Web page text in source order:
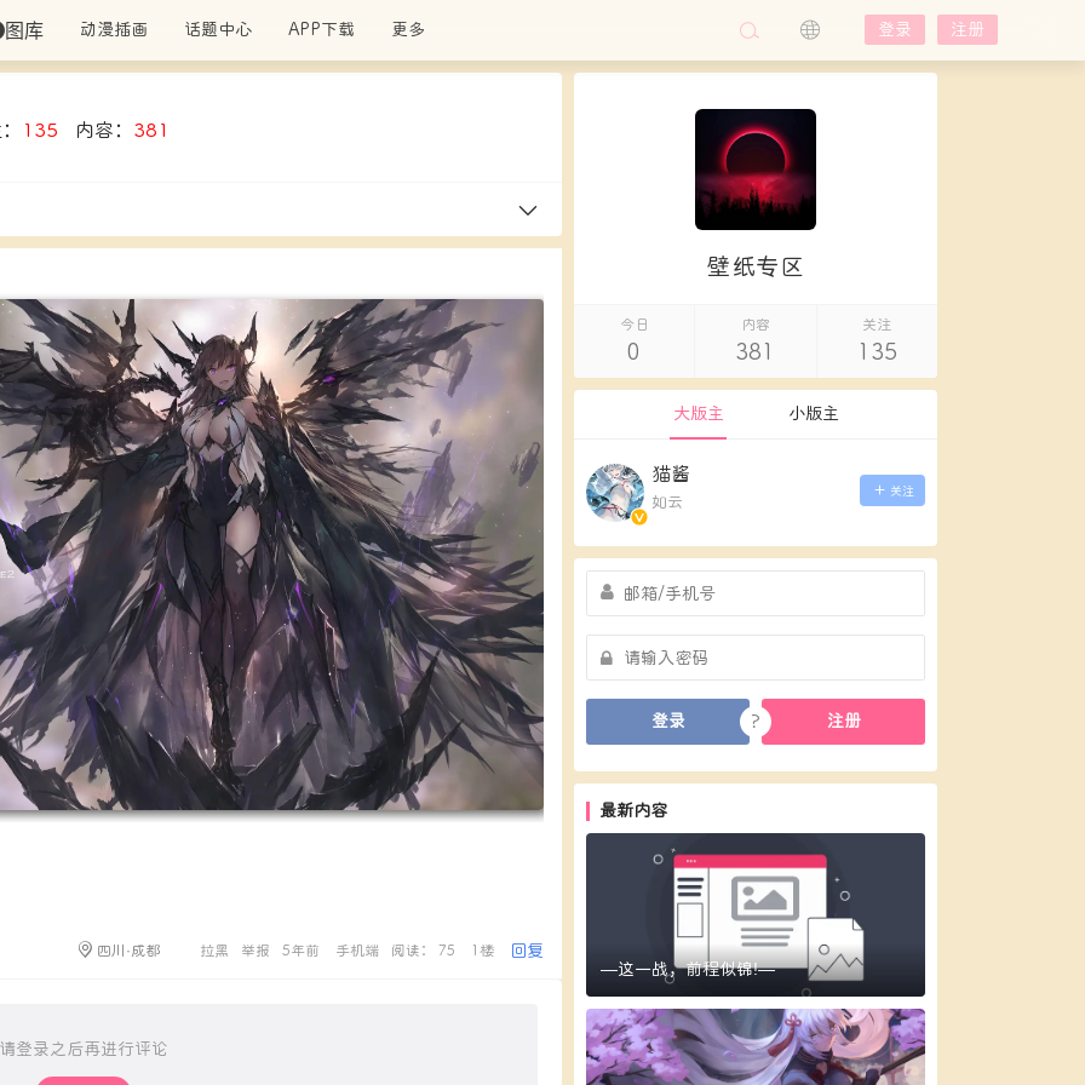
图库 动漫插画 话题中心 APP下载 更多 登录 注册
135 内容： 381
四川·成都 拉黑 举报 5年前 手机端 阅读： 75 1楼 回复
请登录之后再进行评论
壁纸专区
今日
0
内容
381
关注
135
大版主 小版主
猫酱
如云
关注
登录 ? 注册
最新内容
—这一战，前程似锦!—